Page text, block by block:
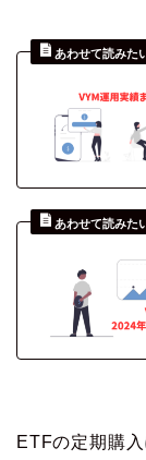
ETFの定期購入